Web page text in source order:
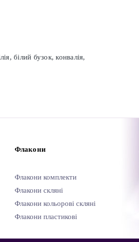
білий бузок, конвалія,
Флакони
Флакони комплекти
Флакони скляні
Флакони кольорові скляні
Флакони пластикові